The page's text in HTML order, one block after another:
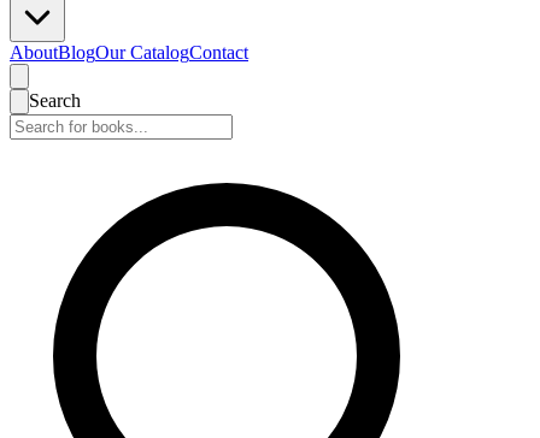
AboutBlogOur CatalogContact
Search